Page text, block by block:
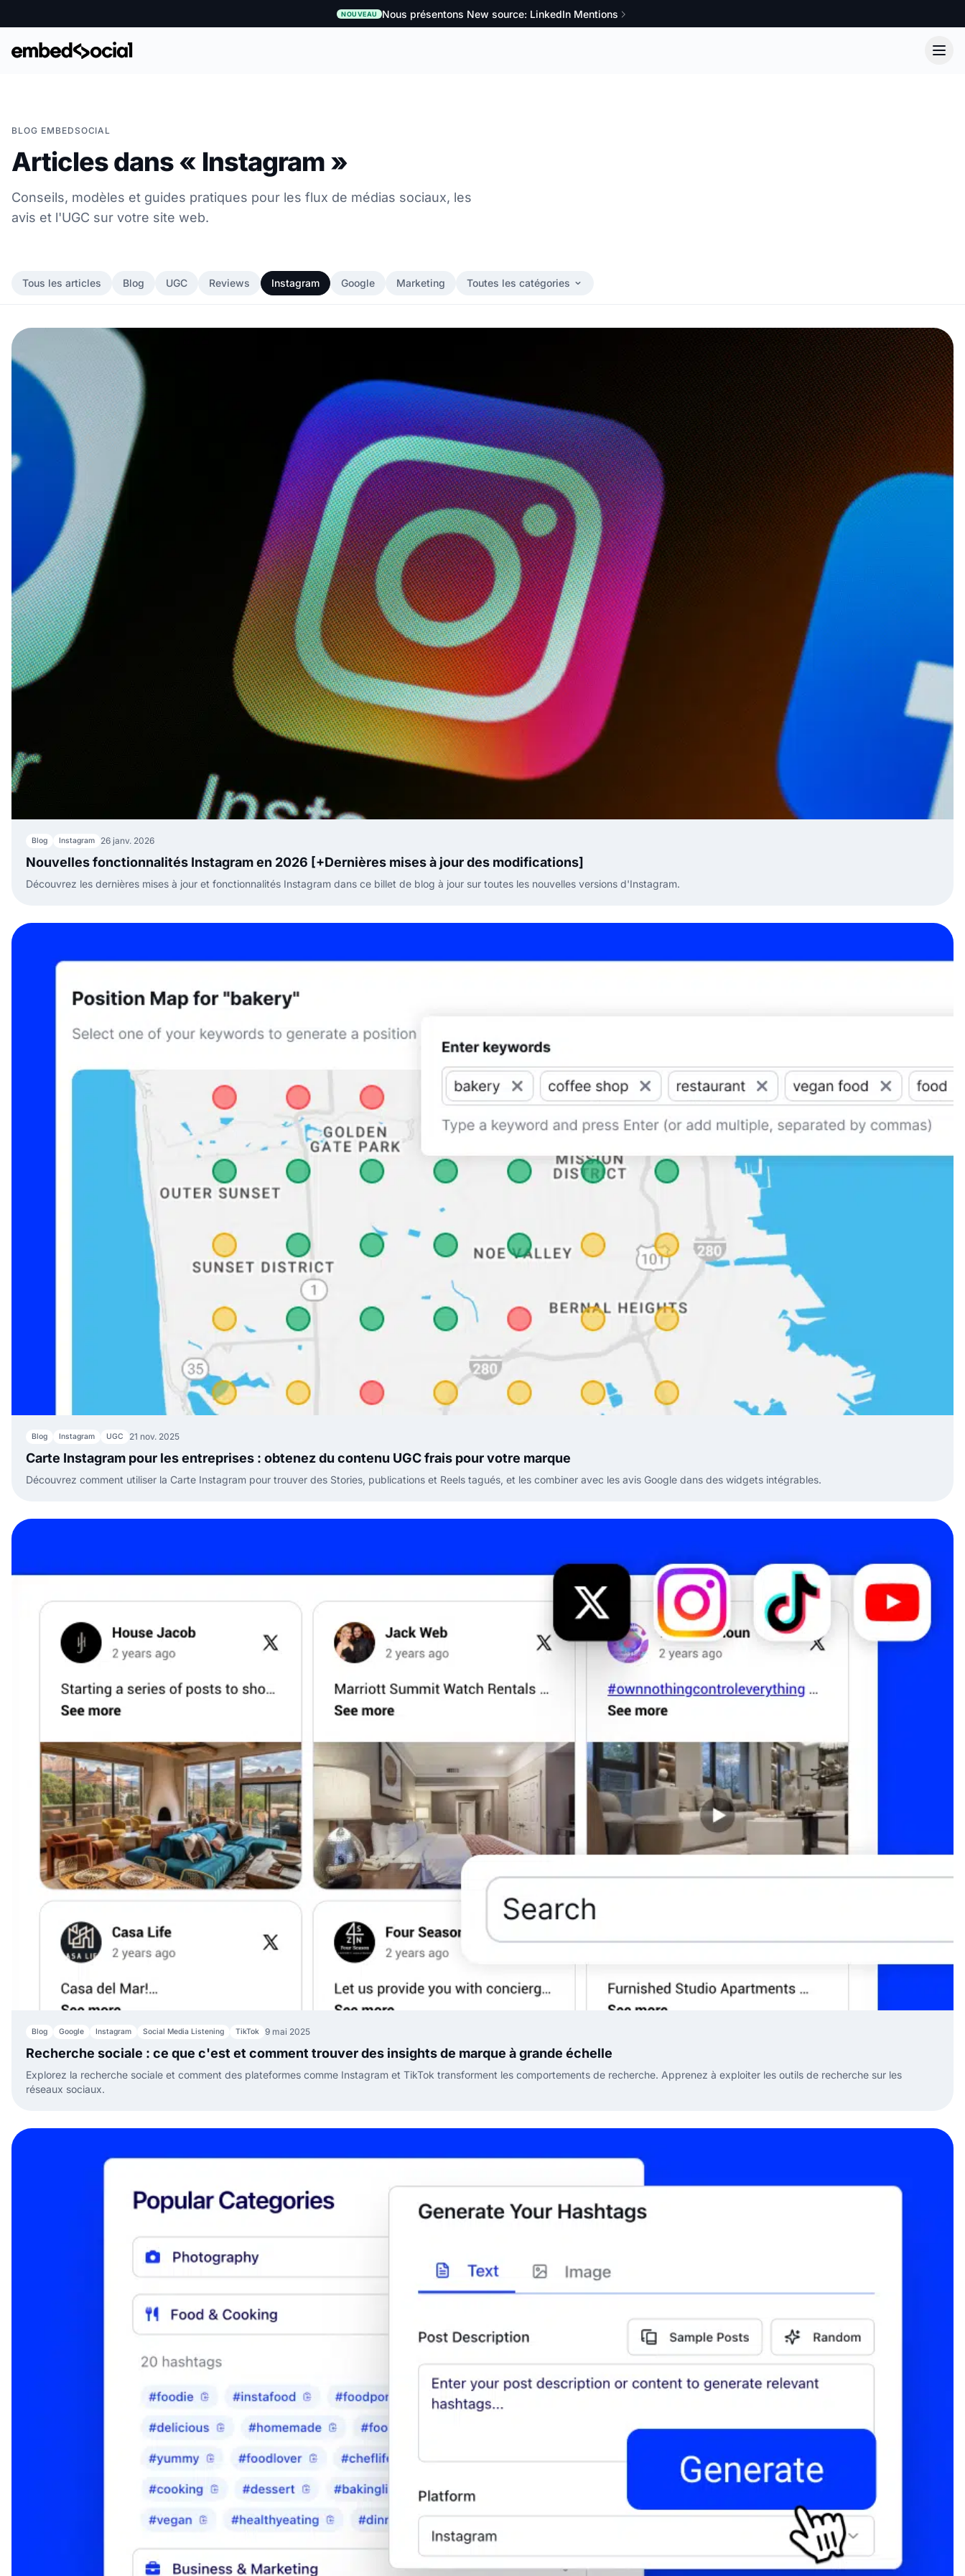
NOUVEAU Nous présentons New source: LinkedIn Mentions
BLOG EMBEDSOCIAL
Articles dans « Instagram »
Conseils, modèles et guides pratiques pour les flux de médias sociaux, les
avis et l'UGC sur votre site web.
Tous les articles Blog UGC Reviews Instagram Google Marketing Toutes les catégories
Blog Instagram 26 janv. 2026
Nouvelles fonctionnalités Instagram en 2026 [+Dernières mises à jour des modifications]
Découvrez les dernières mises à jour et fonctionnalités Instagram dans ce billet de blog à jour sur toutes les nouvelles versions d'Instagram.
Blog Instagram UGC 21 nov. 2025
Carte Instagram pour les entreprises : obtenez du contenu UGC frais pour votre marque
Découvrez comment utiliser la Carte Instagram pour trouver des Stories, publications et Reels tagués, et les combiner avec les avis Google dans des widgets intégrables.
Blog Google Instagram Social Media Listening TikTok 9 mai 2025
Recherche sociale : ce que c'est et comment trouver des insights de marque à grande échelle
Explorez la recherche sociale et comment des plateformes comme Instagram et TikTok transforment les comportements de recherche. Apprenez à exploiter les outils de recherche sur les
réseaux sociaux.